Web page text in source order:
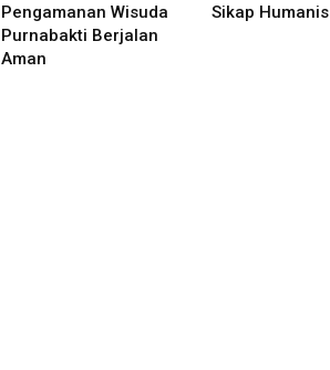
Pengamanan Wisuda
Purnabakti Berjalan
Aman
Sikap Humanis